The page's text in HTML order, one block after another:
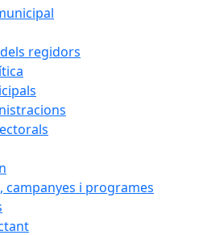
regidors
campanyes i programes